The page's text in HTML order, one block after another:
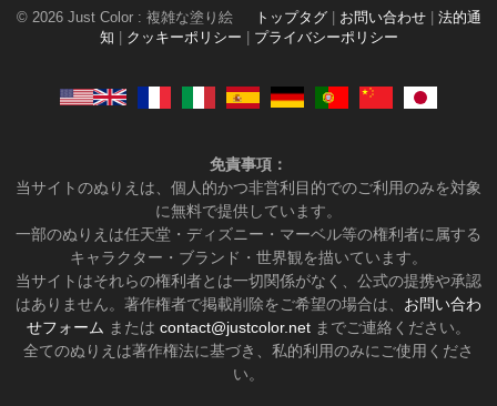
© 2026 Just Color : 複雑な塗り絵 トップタグ お問い合わせ
法的通
知
クッキーポリシー プライバシーポリシー
免責事項：
当サイトのぬりえは、個人的かつ非営利目的でのご利用のみを対象
に無料で提供しています。
一部のぬりえは任天堂・ディズニー・マーベル等の権利者に属する
キャラクター・ブランド・世界観を描いています。
当サイトはそれらの権利者とは一切関係がなく、公式の提携や承認
はありません。著作権者で掲載削除をご希望の場合は、 お問い合わ
せフォーム または contact@justcolor.net までご連絡ください。
全てのぬりえは著作権法に基づき、私的利用のみにご使用くださ
い。